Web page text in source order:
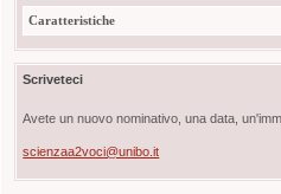
Caratteristiche
Scriveteci
Avete un nuovo nominativo, una data,
scienzaa2voci@unibo.it